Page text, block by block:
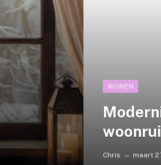
WONEN
Chris maart